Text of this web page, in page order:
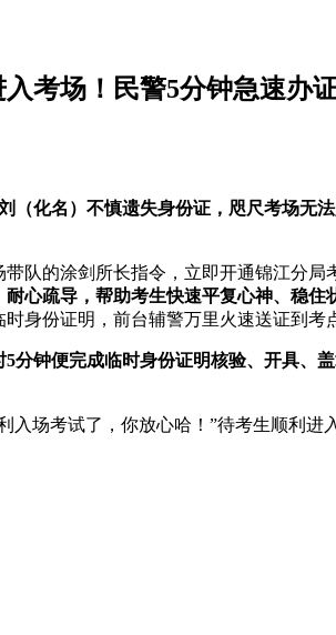
考场！民警5分钟急速办
化名）不慎遗失身份证，咫尺考场无法
带队的涂剑所长指令，立即开通锦江分
心疏导，帮助考生快速平复心神、稳住
身份证明，前台辅警万里火速送证到考
分钟便完成临时身份证明核验、开具、
场考试了，你放心哈！”待考生顺利